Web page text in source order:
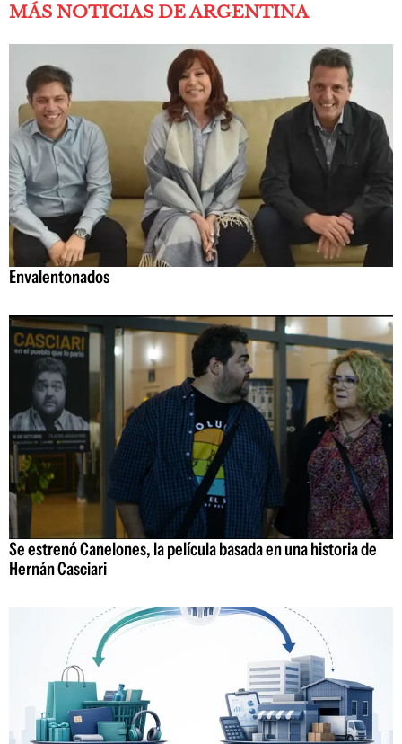
MÁS NOTICIAS DE ARGENTINA
Envalentonados
Se estrenó Canelones, la película basada en una historia de
Hernán Casciari